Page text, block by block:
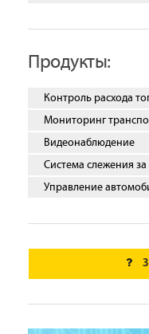
Продукты:
Контроль расхода
Мониторинг
Видеонаблюдение
Система слежения
Управление